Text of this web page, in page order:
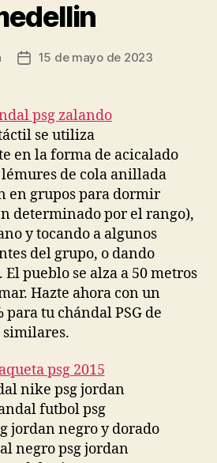
Fecha
entrada
15 de mayo de 2023
se utiliza
en la forma de acicalado
de cola anillada
en grupos para dormir
determinado por el rango),
y tocando a algunos
del grupo, o dando
El pueblo se alza a 50 metros
Hazte ahora con un
para tu chándal PSG de
similares.